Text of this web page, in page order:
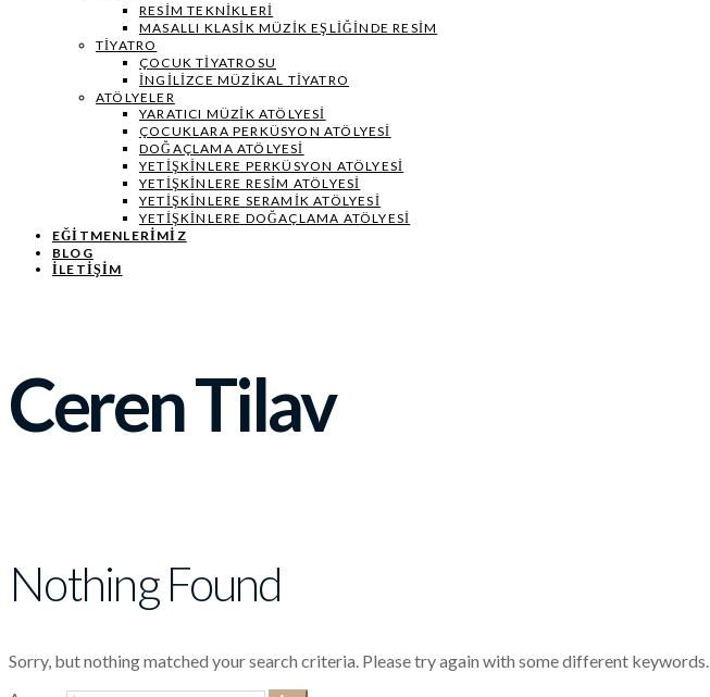
RESIM TEKNIKLERI
MASALLI KLASIK MÜZIK EŞLIĞINDE RESIM
TIYATRO
ÇOCUK TIYATROSU
İNGILIZCE MÜZIKAL TIYATRO
ATÖLYELER
YARATICI MÜZIK ATÖLYESI
ÇOCUKLARA PERKÜSYON ATÖLYESI
DOĞAÇLAMA ATÖLYESI
YETIŞKINLERE PERKÜSYON ATÖLYESI
YETIŞKINLERE RESIM ATÖLYESI
YETIŞKINLERE SERAMIK ATÖLYESI
YETIŞKINLERE DOĞAÇLAMA ATÖLYESI
EĞITMENLERIMIZ
BLOG
İLETİŞİM
Ceren Tilav
Nothing Found
Sorry, but nothing matched your search criteria. Please try again with some different keywords.